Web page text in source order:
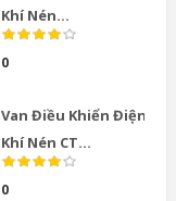
Khí Nén...
0
Van Điều Khiển Điện
Khí Nén CT...
0